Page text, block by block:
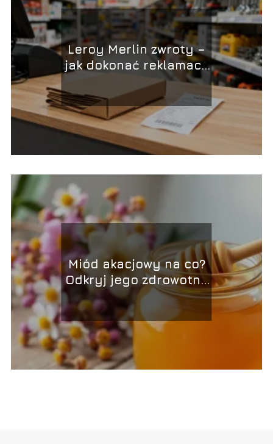
Leroy Merlin zwroty –
jak dokonać reklamacji
i oddać towar?
Miód akacjowy na co?
Odkryj jego zdrowotne
właściwości!